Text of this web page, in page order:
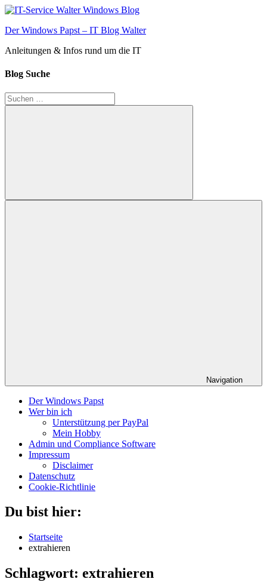
Zum
springen
Der Windows Papst – IT Blog Walter
Anleitungen & Infos rund um die IT
Blog Suche
Suchen
nach:
Suchen
Navigation
Der Windows Papst
Wer bin ich
Unterstützung per PayPal
Mein Hobby
Admin und Compliance Software
Impressum
Disclaimer
Datenschutz
Cookie-Richtlinie
Du bist hier:
Startseite
extrahieren
Schlagwort: extrahieren